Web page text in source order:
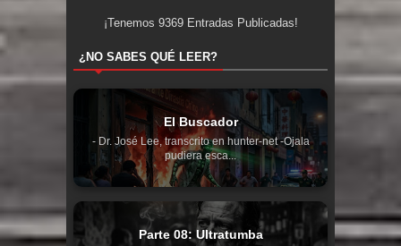
¡Tenemos 9369Entradas Publicadas!
¿NO SABES QUÉ LEER?
El Buscador
- Dr. José Lee, transcrito en hunter-net -Ojala
pudiera esca...
Parte 08: Ultratumba